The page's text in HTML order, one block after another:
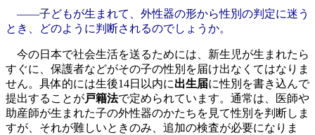
――子どもが生まれて、外性器の形から性別の判定に迷う
とき、どのように判断されるのでしょうか。
今の日本で社会生活を送るためには、新生児が生まれたら
すぐに、保護者などがその子の性別を届け出なくてはなりま
せん。具体的には生後14日以内に出生届に性別を書き込んで
提出することが戸籍法で定められています。通常は、医師や
助産師が生まれた子の外性器のかたちを見て性別を判断しま
すが、それが難しいときのみ、追加の検査が必要になりま